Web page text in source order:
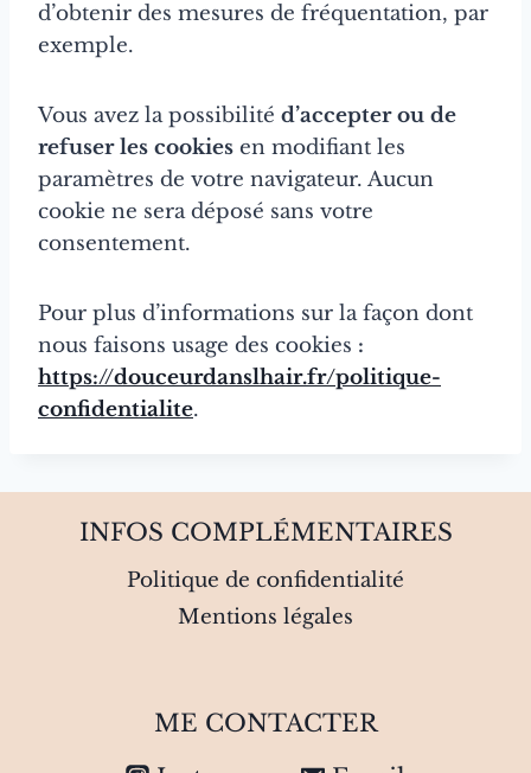
d’obtenir des mesures de fréquentation, par
exemple.
Vous avez la possibilité d’accepter ou de
refuser les cookies en modifiant les
paramètres de votre navigateur. Aucun
cookie ne sera déposé sans votre
consentement.
Pour plus d’informations sur la façon dont
nous faisons usage des cookies :
https://douceurdanslhair.fr/politique-
confidentialite.
INFOS COMPLÉMENTAIRES
Politique de confidentialité
Mentions légales
ME CONTACTER